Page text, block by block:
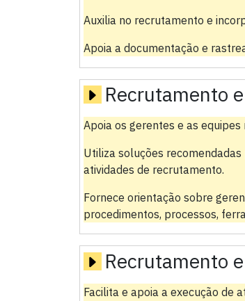
Auxilia no recrutamento e
Apoia a documentação e
Recrutamento
Apoia os gerentes e as
Utiliza soluções
atividades de recrutamento.
Fornece orientação sobre
procedimentos, processos,
Recrutamento
Facilita e apoia a execução de